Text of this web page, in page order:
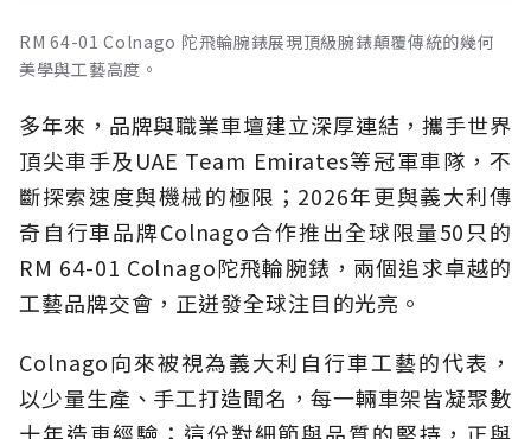
RM 64-01 Colnago 陀飛輪腕錶展現頂級腕錶顛覆傳統的幾何
美學與工藝高度。
多年來，品牌與職業車壇建立深厚連結，攜手世界
頂尖車手及UAE Team Emirates等冠軍車隊，不
斷探索速度與機械的極限；2026年更與義大利傳
奇自行車品牌Colnago合作推出全球限量50只的
RM 64-01 Colnago陀飛輪腕錶，兩個追求卓越的
工藝品牌交會，正迸發全球注目的光亮。
Colnago向來被視為義大利自行車工藝的代表，
以少量生產、手工打造聞名，每一輛車架皆凝聚數